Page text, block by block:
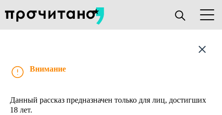
Внимание
Данный рассказ предназначен только для лиц, достигших
18 лет.